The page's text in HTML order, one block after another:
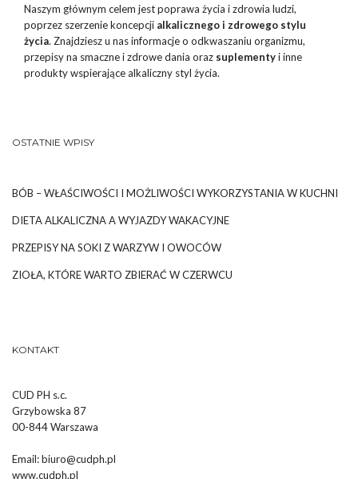
Naszym głównym celem jest poprawa życia i zdrowia ludzi,
poprzez szerzenie koncepcji alkalicznego i zdrowego stylu
życia. Znajdziesz u nas informacje o odkwaszaniu organizmu,
przepisy na smaczne i zdrowe dania oraz suplementyi inne
produkty wspierające alkaliczny styl życia.
OSTATNIE WPISY
BÓB – WŁAŚCIWOŚCI I MOŻLIWOŚCI WYKORZYSTANIA W KUCHNI
DIETA ALKALICZNA A WYJAZDY WAKACYJNE
PRZEPISY NA SOKI Z WARZYW I OWOCÓW
ZIOŁA, KTÓRE WARTO ZBIERAĆ W CZERWCU
KONTAKT
CUD PH s.c.
Grzybowska 87
00-844 Warszawa
Email:biuro@cudph.pl
www.cudph.pl